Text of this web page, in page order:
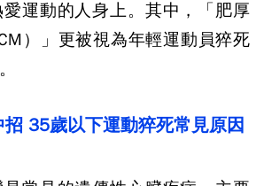
運動的人身上。其中，「肥厚
）」更被視為年輕運動員猝死
招 35歲以下運動猝死常見原因